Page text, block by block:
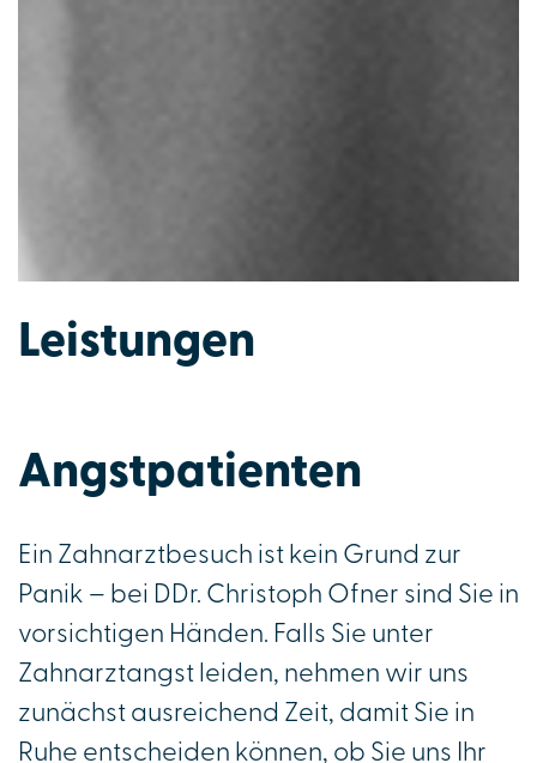
Leistungen
Angstpatienten
Ein Zahnarztbesuch ist kein Grund zur
Panik – bei DDr. Christoph Ofner sind Sie in
vorsichtigen Händen. Falls Sie unter
Zahnarztangst leiden, nehmen wir uns
zunächst ausreichend Zeit, damit Sie in
Ruhe entscheiden können, ob Sie uns Ihr